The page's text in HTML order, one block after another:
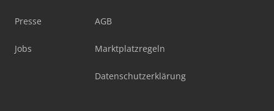
Presse
Jobs
AGB
Marktplatzregeln
Datenschutzerklärung